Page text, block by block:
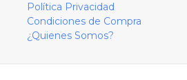
Política Privacidad
Condiciones de Compra
¿Quienes Somos?